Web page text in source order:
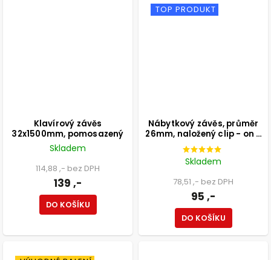
Klavírový závěs
32x1500mm, pomosazený
Skladem
114,88 ,- bez DPH
139 ,-
DO KOŠÍKU
TOP PRODUKT
Nábytkový závěs, průměr
26mm, naložený clip - on s
integrovaným tlumením
Skladem
78,51 ,- bez DPH
95 ,-
DO KOŠÍKU